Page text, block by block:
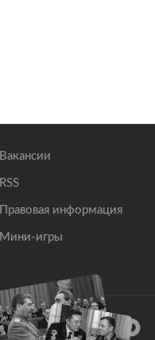
Вакансии
RSS
Правовая информация
Мини-игры